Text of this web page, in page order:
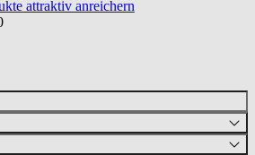
attraktiv anreichern